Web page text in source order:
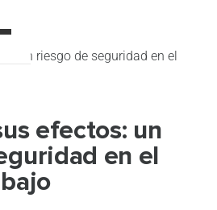
un riesgo de seguridad en el
efectos: un
en el